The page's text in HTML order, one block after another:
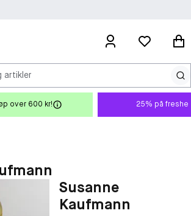
artikler
over 600 kr! 25% på freshe
Susanne
Kaufmann